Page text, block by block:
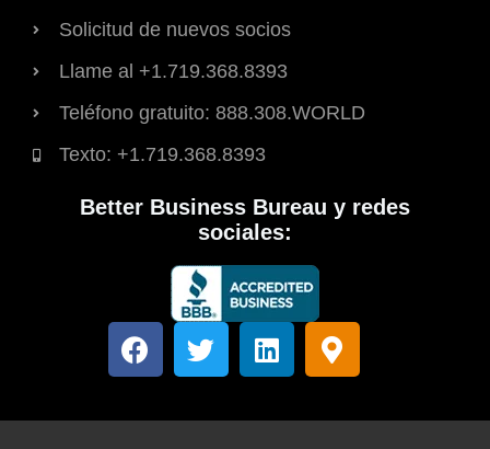
Solicitud de nuevos socios
Llame al +1.719.368.8393
Teléfono gratuito: 888.308.WORLD
Texto: +1.719.368.8393
Better Business Bureau y redes
sociales:
F
a
e
T
w
t
L
i
k
M
a
a